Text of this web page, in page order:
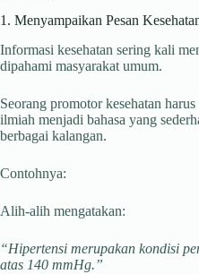
1. Menyampaikan Pesan
Informasi kesehatan sering kali
dipahami masyarakat umum.
Seorang promotor kesehatan
ilmiah menjadi bahasa yang
berbagai kalangan.
Contohnya:
Alih-alih mengatakan:
“Hipertensi merupakan kondisi
atas 140 mmHg.”